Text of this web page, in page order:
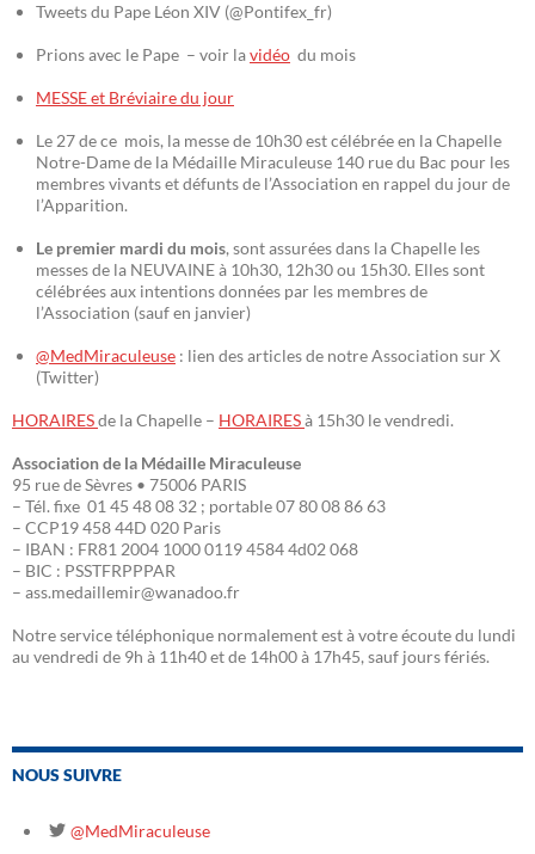
Tweets du Pape Léon XIV (@Pontifex_fr)
Prions avec le Pape – voir lavidéo du mois
MESSE et Bréviaire du jour
Le 27 de ce mois, la messe de 10h30 est célébrée en la Chapelle
Notre-Dame de la Médaille Miraculeuse 140 rue du Bac pour les
membres vivants et défunts de l’Association en rappel du jour de
l’Apparition.
Le premier mardi du mois, sont assurées dans la Chapelle les
messes de la NEUVAINE à 10h30, 12h30 ou 15h30. Elles sont
célébrées aux intentions données par les membres de
l’Association (sauf en janvier)
@MedMiraculeuse : lien des articles de notre Association sur X
(Twitter)
HORAIRESde la Chapelle – HORAIRESà 15h30 le vendredi.
Association de la Médaille Miraculeuse
95 rue de Sèvres • 75006 PARIS
– Tél. fixe 01 45 48 08 32 ; portable 07 80 08 86 63
– CCP19 458 44D 020 Paris
– IBAN : FR81 2004 1000 0119 4584 4d02 068
– BIC : PSSTFRPPPAR
– ass.medaillemir@wanadoo.fr
Notre service téléphonique normalement est à votre écoute du lundi
au vendredi de 9h à 11h40 et de 14h00 à 17h45, sauf jours fériés.
NOUS SUIVRE
@MedMiraculeuse